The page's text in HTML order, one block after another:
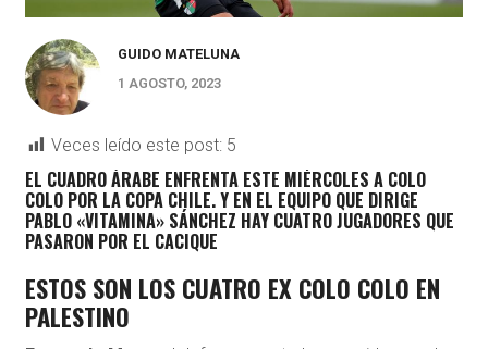
GUIDO MATELUNA
1 AGOSTO, 2023
Veces leído este post: 5
EL CUADRO ÁRABE ENFRENTA ESTE MIÉRCOLES A COLO
COLO POR LA COPA CHILE. Y EN EL EQUIPO QUE DIRIGE
PABLO «VITAMINA» SÁNCHEZ HAY CUATRO JUGADORES QUE
PASARON POR EL CACIQUE
ESTOS SON LOS CUATRO EX COLO COLO EN
PALESTINO